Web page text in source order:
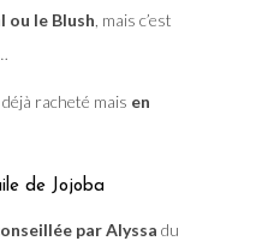
ou le Blush , mais c’est
déjà racheté mais en
de Jojoba
par Alyssa du